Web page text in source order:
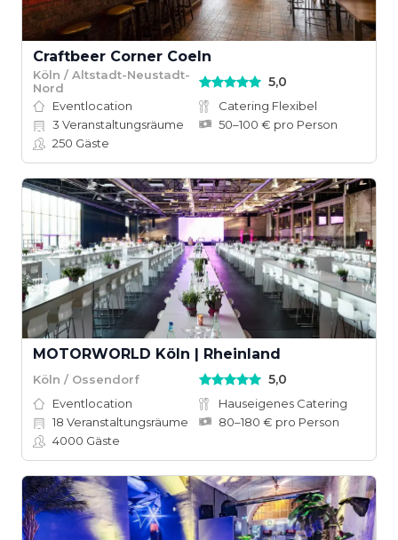
Craftbeer Corner Coeln
Köln / Altstadt-Neustadt-
Nord
5,0
Eventlocation
Catering Flexibel
3 Veranstaltungsräume
50–100 € pro Person
250 Gäste
MOTORWORLD Köln | Rheinland
Köln / Ossendorf 5,0
Eventlocation
Hauseigenes Catering
18 Veranstaltungsräume
80–180 € pro Person
4000 Gäste